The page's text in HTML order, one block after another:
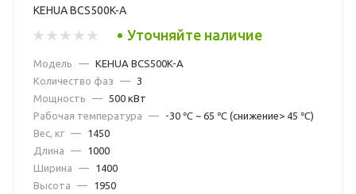
KEHUA BCS500K-A
Уточняйте наличие
Модель — KEHUA BCS500K-A
Количество фаз
—
3
Мощность
— 500 кВт
Рабочая температура
—
-30 ℃ ~ 65 ℃ (снижение> 45 ℃)
Вес, кг —
1450
Длина
—
1000
Ширина
—
1400
Высота
—
1950